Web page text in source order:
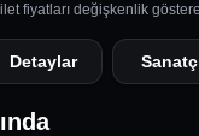
fiyatları değişkenlik
Detaylar